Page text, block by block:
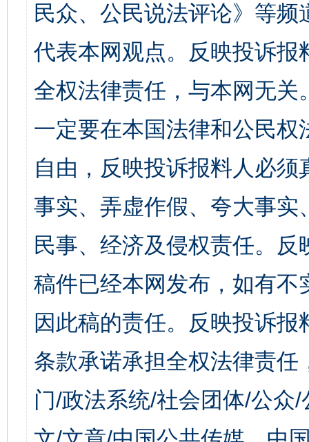
民众、公民说法评论》等
代表本网观点。反映投诉
全权法律责任，与本网无
一定要在本国法律和公民
自由，反映投诉报料人必
事实、弄虚作假、夸大事
民事、经济及侵权责任。
稿件已经本网发布，如有
因此稿的责任。反映投诉
条款承诺承担全权法律责
门/政法系统/社会团体/公众